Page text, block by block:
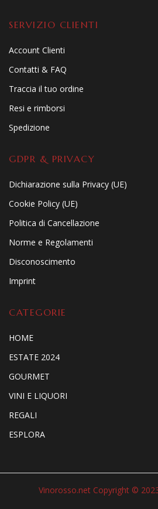
SERVIZIO CLIENTI
Account Clienti
Contatti & FAQ
Traccia il tuo ordine
Resi e rimborsi
Spedizione
GDPR & PRIVACY
Dichiarazione sulla Privacy (UE)
Cookie Policy (UE)
Politica di Cancellazione
Norme e Regolamenti
Disconoscimento
Imprint
CATEGORIE
HOME
ESTATE 2024
GOURMET
VINI E LIQUORI
REGALI
ESPLORA
Vinorosso.net Copyright ©